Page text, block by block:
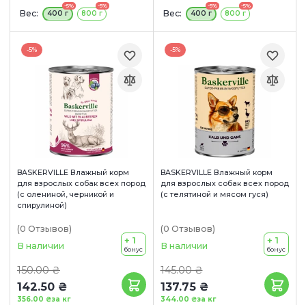
Вес:
-5%
400 г
-5%
800 г Вес:
-5%
400 г
-5%
800 г
-5%
BASKERVILLE Влажный корм
для взрослых собак всех пород
(с олениной, черникой и
спирулиной)
(0 Отзывов)
В наличии
150.00 ₴
142.50 ₴
за кг
356.00 ₴
+ 1
бонус
-5%
BASKERVILLE Влажный корм
для взрослых собак всех пород
(с телятиной и мясом гуся)
(0 Отзывов)
В наличии
145.00 ₴
137.75 ₴
за кг
344.00 ₴
+ 1
бонус